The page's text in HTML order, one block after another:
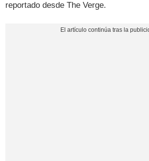
reportado desde The Verge.